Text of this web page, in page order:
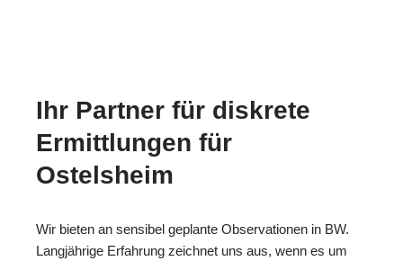
Ihr Partner für diskrete
Ermittlungen für
Ostelsheim
Wir bieten an sensibel geplante Observationen in BW.
Langjährige Erfahrung zeichnet uns aus, wenn es um